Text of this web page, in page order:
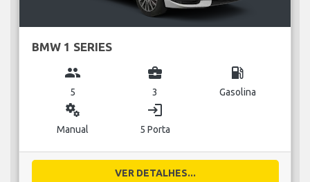
BMW 1 SERIES
group
5
business_center
3
local_gas_station
Gasolina
miscellaneous_services
Manual
login
5 Porta
VER DETALHES...